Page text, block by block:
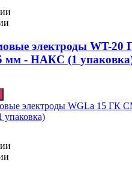
электроды WT-
мм - НАКС (1